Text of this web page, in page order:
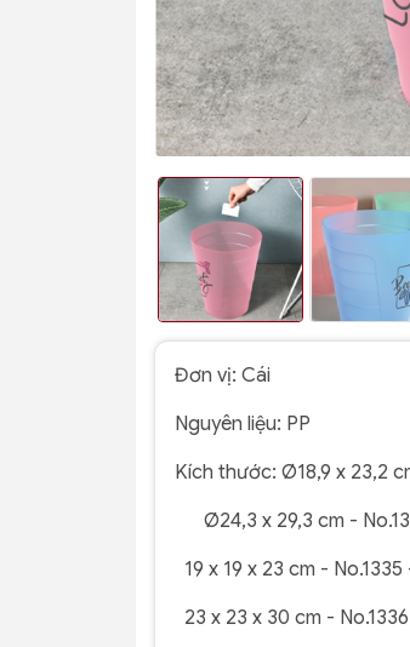
Đơn vị: Cái
Nguyên liệu: PP
Kích thước: Ø18,9 x 23,2
Ø24,3 x 29,3 cm -
19 x 19 x 23 cm -
23 x 23 x 30 cm -